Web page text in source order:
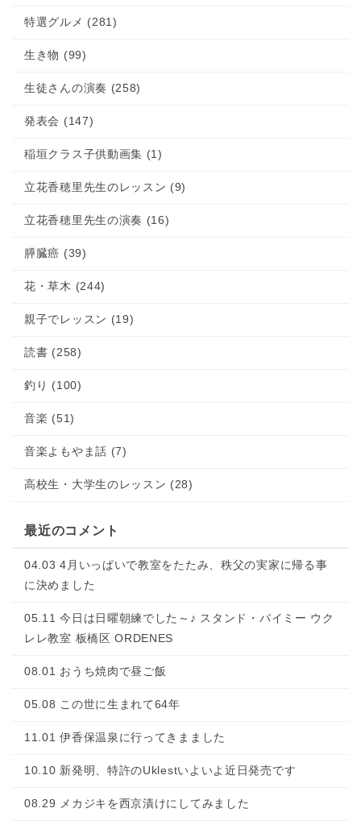
特選グルメ (281)
生き物 (99)
生徒さんの演奏 (258)
発表会 (147)
稲垣クラス子供動画集 (1)
立花香穂里先生のレッスン (9)
立花香穂里先生の演奏 (16)
膵臓癌 (39)
花・草木 (244)
親子でレッスン (19)
読書 (258)
釣り (100)
音楽 (51)
音楽よもやま話 (7)
高校生・大学生のレッスン (28)
最近のコメント
04.03 4月いっぱいで教室をたたみ、秩父の実家に帰る事
に決めました
05.11 今日は日曜朝練でした～♪ スタンド・バイミー ウク
レレ教室 板橋区 ORDENES
08.01 おうち焼肉で昼ご飯
05.08 この世に生まれて64年
11.01 伊香保温泉に行ってきまました
10.10 新発明、特許のUklestいよいよ近日発売です
08.29 メカジキを西京漬けにしてみました